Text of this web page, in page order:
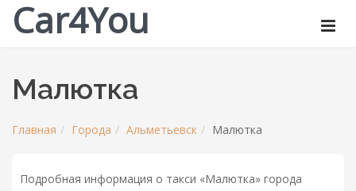
Car4You
Малютка
Главная Города Альметьевск Малютка
Подробная информация о такси «Малютка» города